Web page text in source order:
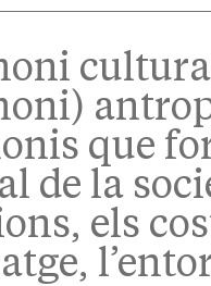
que
de la
els